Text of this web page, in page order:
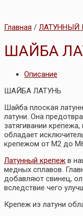
Главная / ЛАТУННЫЙ
ШАЙБА
Описание
ШАЙБА ЛАТУНЬ
Шайба плоская
латуни. Она
затягивании
обладает
крепежом от М2 до
Латунный крепеж в
медных сплавов.
добавляют свинец,
вследствие чего
Крепеж из латуни